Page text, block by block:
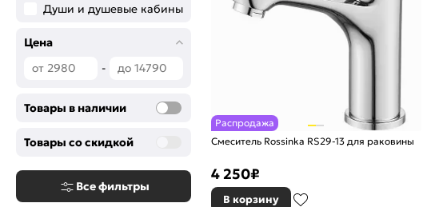
Души и душевые кабины
Цена
-
Товары в наличии
Товары со скидкой
Все фильтры
Распродажа
Смеситель Rossinka RS29-13 для раковины
4 250₽
В корзину